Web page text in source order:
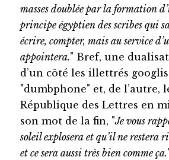
masses doublée par la formation
principe égyptien des scribes qui
écrire, compter, mais au service
appointera." Bref, une
d’un côté les illettrés
"dumbphone" et, de l’autre,
République des Lettres en
son mot de la fin, "Je vous
soleil explosera et qu’il ne restera
et ce sera aussi très bien comme ça.